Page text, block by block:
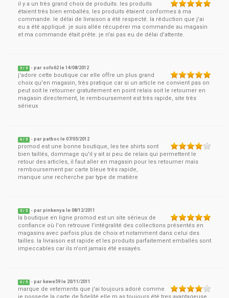
il y a un très grand choix de produits. les produits
étaient très bien emballés. les produits étaient conformes à ma
commande. le délai de livraison a été respecté. la réduction que j'ai
eu a été appliqué. je suis allée récupérer ma commande au magasin
et ma commande était prête. je n'ai pas eu de délai d'attente.
5 / 5 - par sofo62 le14/08/2012
j'adore cette boutique car elle offre un plus grand
choix qu'en magasin, très pratique car si un article ne convient pas on
peut soit le retourner gratuitement en point relais soit le retourner en
magasin directement, le remboursement est très rapide, site très
sérieux
4 / 5 - parpatboc le07/05/2012
promod est une bonne boutique, les tee shirts sont
bien taillés, dommage qu'il y ait si peu de relais qui permettent le
retour des articles, il faut aller en magasin pour les retourner mais
remboursement par carte bleue très rapide,
manque une recherche par type de matière
5 / 5 - parpinkenya le08/12/2011
la boutique en ligne promod est un site sérieux de
confiance où l'on retrouve l'intégralité des collections présentés en
magasins avec parfois plus de choix et notamment dans celui des
tailles. la livraison est rapide et les produits parfaitement emballés sont
impeccables car ils n'ont jamais été essayés.
4 / 5 - par kewe59 le 20/11/2011
marque de vetements que j'ai toujours adoré comme